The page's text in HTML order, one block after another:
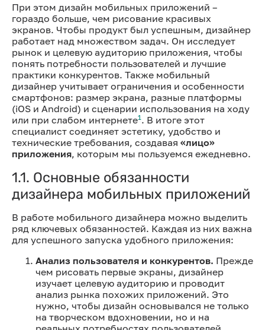
При этом дизайн мобильных приложений –
гораздо больше, чем рисование красивых
экранов. Чтобы продукт был успешным, дизайнер
работает над множеством задач. Он исследует
рынок и целевую аудиторию приложения, чтобы
понять потребности пользователей и лучшие
практики конкурентов. Также мобильный
дизайнер учитывает ограничения и особенности
смартфонов: размер экрана, разные платформы
(iOS и Android) и сценарии использования на ходу
или при слабом интернете1 . В итоге этот
специалист соединяет эстетику, удобство и
технические требования, создавая «лицо»
приложения, которым мы пользуемся ежедневно.
1.1. Основные обязанности
дизайнера мобильных приложений
В работе мобильного дизайнера можно выделить
ряд ключевых обязанностей. Каждая из них важна
для успешного запуска удобного приложения:
Анализ пользователя и конкурентов. Прежде
чем рисовать первые экраны, дизайнер
изучает целевую аудиторию и проводит
анализ рынка похожих приложений. Это
нужно, чтобы дизайн основывался не только
на творческом вдохновении, но и на